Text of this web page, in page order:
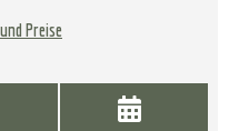
Preise